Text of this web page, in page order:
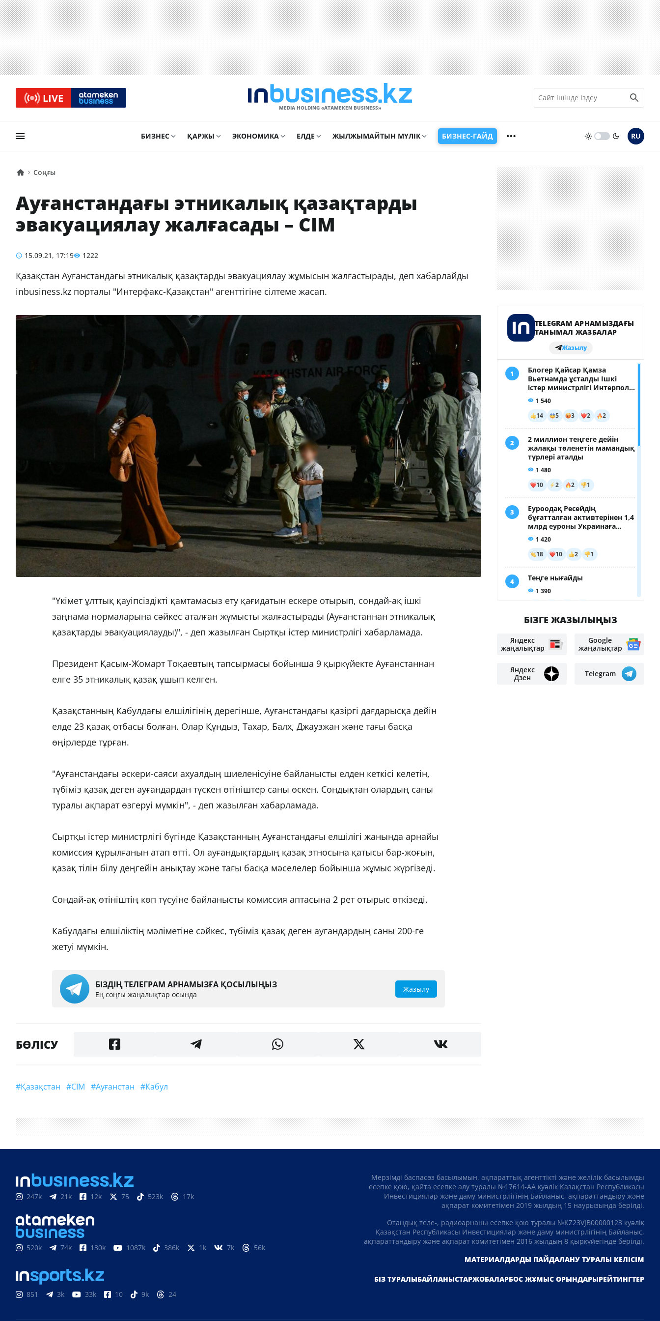
LIVE
MEDIA HOLDING «ATAMEKЕN BUSINESS»
БИЗНЕС ҚАРЖЫ ЭКОНОМИКА ЕЛДЕ ЖЫЛЖЫМАЙТЫН МҮЛІК БИЗНЕС-ГАЙД RU
Соңғы
Ауғанстандағы этникалық қазақтарды
эвакуациялау жалғасады – СІМ
15.09.21, 17:19 1222
Қазақстан Ауғанстандағы этникалық қазақтарды эвакуациялау жұмысын жалғастырады, деп хабарлайды
inbusiness.kz порталы "Интерфакс-Қазақстан" агенттігіне сілтеме жасап.
"Үкімет ұлттық қауіпсіздікті қамтамасыз ету қағидатын ескере отырып, сондай-ақ ішкі
заңнама нормаларына сәйкес аталған жұмысты жалғастырады (Ауғанстаннан этникалық
қазақтарды эвакуациялауды)", - деп жазылған Сыртқы істер министрлігі хабарламада.
Президент Қасым-Жомарт Тоқаевтың тапсырмасы бойынша 9 қыркүйекте Ауғанстаннан
елге 35 этникалық қазақ ұшып келген.
Қазақстанның Кабулдағы елшілігінің дерегінше, Ауғанстандағы қазіргі дағдарысқа дейін
елде 23 қазақ отбасы болған. Олар Құндыз, Тахар, Балх, Джаузжан және тағы басқа
өңірлерде тұрған.
"Ауғанстандағы әскери-саяси ахуалдың шиеленісуіне байланысты елден кеткісі келетін,
түбіміз қазақ деген ауғандардан түскен өтініштер саны өскен. Сондықтан олардың саны
туралы ақпарат өзгеруі мүмкін", - деп жазылған хабарламада.
Сыртқы істер министрлігі бүгінде Қазақстанның Ауғанстандағы елшілігі жанында арнайы
комиссия құрылғанын атап өтті. Ол ауғандықтардың қазақ этносына қатысы бар-жоғын,
қазақ тілін білу деңгейін анықтау және тағы басқа мәселелер бойынша жұмыс жүргізеді.
Сондай-ақ өтініштің көп түсуіне байланысты комиссия аптасына 2 рет отырыс өткізеді.
Кабулдағы елшіліктің мәліметіне сәйкес, түбіміз қазақ деген ауғандардың саны 200-ге
жетуі мүмкін.
БІЗДІҢ ТЕЛЕГРАМ АРНАМЫЗҒА ҚОСЫЛЫҢЫЗ
Ең соңғы жаңалықтар осында
Жазылу
БӨЛІСУ
#Қазақстан #СІМ #Ауғанстан #Кабул
Казахстанцев задержали в
марихуаны
нелегально добывала золото в
Кызылординской области
247k 21k 12k 75 523k 17k
520k 74k 130k 1087k 386k 1k 7k 56k
851 3k 33k 10 9k 24
Мерзімді баспасөз басылымын, ақпараттық агенттікті және желілік басылымды
есепке қою, қайта есепке алу туралы №17614-АА куәлік Қазақстан Республикасы
Инвестициялар және даму министрлігінің Байланыс, ақпараттандыру және
ақпарат комитетімен 2019 жылдың 15 наурызында берілді.
Отандық теле-, радиоарнаны есепке қою туралы №KZ23VJB00000123 куәлік
Қазақстан Республикасы Инвестициялар және даму министрлігінің Байланыс,
ақпараттандыру және ақпарат комитетімен 2016 жылдың 8 қыркүйегінде берілді.
МАТЕРИАЛДАРДЫ ПАЙДАЛАНУ ТУРАЛЫ КЕЛІСІМ
БІЗ ТУРАЛЫБАЙЛАНЫСТАРЖОБАЛАРБОС ЖҰМЫС ОРЫНДАРЫРЕЙТИНГТЕР